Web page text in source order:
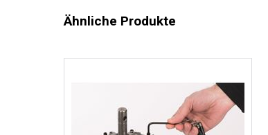
Ähnliche Produkte